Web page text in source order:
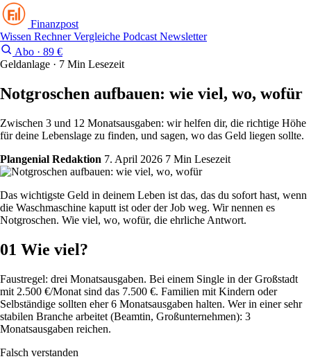
Finanzpost
Wissen RechnerVergleiche Podcast Newsletter
Abo · 89 €
Geldanlage · 7 Min Lesezeit
Notgroschen aufbauen: wie viel, wo, wofür
Zwischen 3 und 12 Monatsausgaben: wir helfen dir, die richtige Höhe
für deine Lebenslage zu finden, und sagen, wo das Geld liegen sollte.
Plangenial Redaktion 7. April 2026 7 Min Lesezeit
Das wichtigste Geld in deinem Leben ist das, das du sofort hast, wenn
die Waschmaschine kaputt ist oder der Job weg. Wir nennen es
Notgroschen. Wie viel, wo, wofür, die ehrliche Antwort.
01 Wie viel?
Faustregel: drei Monatsausgaben. Bei einem Single in der Großstadt
mit 2.500 €/Monat sind das 7.500 €. Familien mit Kindern oder
Selbständige sollten eher 6 Monatsausgaben halten. Wer in einer sehr
stabilen Branche arbeitet (Beamtin, Großunternehmen): 3
Monatsausgaben reichen.
Falsch verstanden